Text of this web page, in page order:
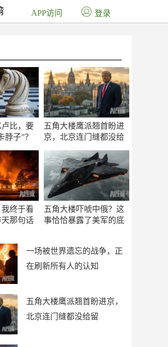
比，要
脖子”？
五角大楼鹰派翘首盼进
京，北京连门缝都没给
终于看
那句话
五角大楼吓唬中俄？这
事恰恰暴露了美军的底
一场被世界遗忘的战争，正
在刷新所有人的认知
五角大楼鹰派翘首盼进京，
北京连门缝都没给留
APP访问 登录